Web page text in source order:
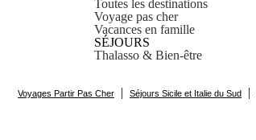
Toutes les destinations
Voyage pas cher
Vacances en famille
SÉJOURS
Thalasso & Bien-être
Voyages Partir Pas Cher | Séjours Sicile et Italie du Sud |